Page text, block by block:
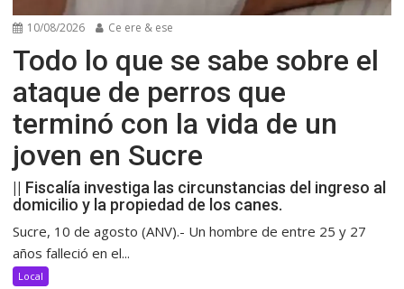
10/08/2026 Ce ere & ese
Todo lo que se sabe sobre el
ataque de perros que
terminó con la vida de un
joven en Sucre
|| Fiscalía investiga las circunstancias del ingreso al
domicilio y la propiedad de los canes.
Sucre, 10 de agosto (ANV).- Un hombre de entre 25 y 27
años falleció en el...
Local